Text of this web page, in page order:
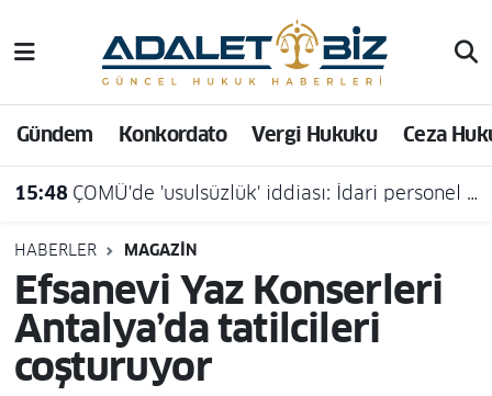
Gündem Konkordato Vergi Hukuku Ceza
15:48 ÇOMÜ'de 'usulsüzlük' iddiası: İdari personel açığa alındı
HABERLER MAGAZIN
Efsanevi Yaz Konserleri
Antalya’da tatilcileri
coşturuyor
Hava Durumu
Trafik Durumu
Süper Lig Puan Durumu ve Fikstür
Tüm Manşetler
Son Dakika Haberleri
Haber Arşivi